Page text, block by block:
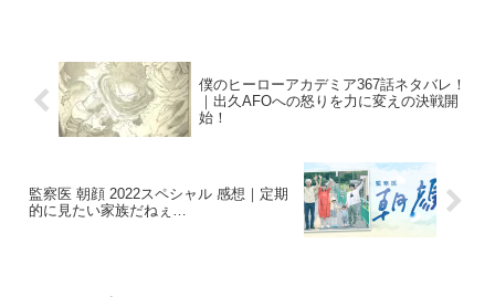
僕のヒーローアカデミア367話ネタバレ！
｜出久AFOへの怒りを力に変えの決戦開
始！
監察医 朝顔 2022スペシャル 感想｜定期
的に見たい家族だねぇ…